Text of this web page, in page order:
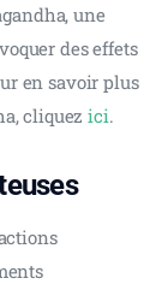
une
des effets
en savoir plus
cliquez ici.